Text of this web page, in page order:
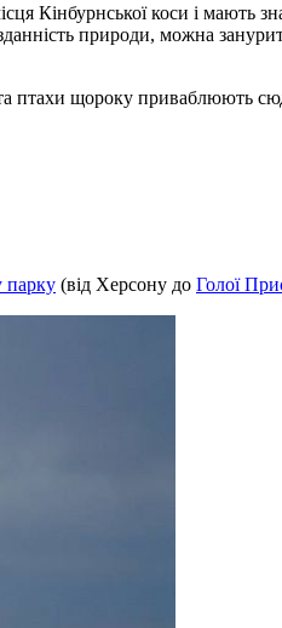
Кінбурнської коси і мають
природи, можна
птахи щороку приваблюють
парку (від Херсону до Голої